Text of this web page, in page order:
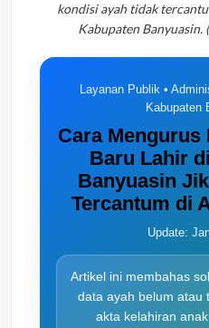
kondisi ayah tidak
Kabupaten Banyuasin.
Layanan Publik •
Kabupaten
Cara Mengurus
Baru Lahir
Banyuasin
Tercantum di
Update:
Artikel ini membahas
data ayah belum atau
akta kelahiran